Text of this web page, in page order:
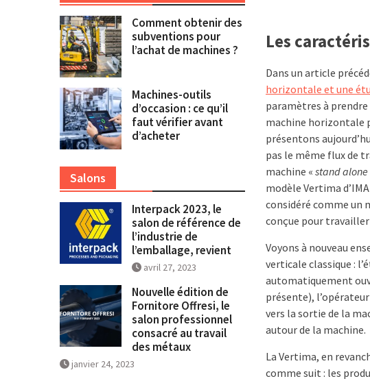
Les
Dans un article
horizontale et une
paramètres à
machine horizontale
présentons
pas le même flux de
machine « stand alone
modèle Vertima
considéré comme un
conçue pour
Voyons à nouveau
verticale classique :
automatiquement
présente),
vers la sortie de la
autour de la machine.
La Vertima, en
comme suit : les
Comment obtenir des
subventions pour
l’achat de machines ?
Machines-outils
d’occasion : ce qu’il
faut vérifier avant
d’acheter
Salons
Interpack 2023, le
salon de référence de
l’industrie de
l’emballage, revient
avril 27, 2023
Nouvelle édition de
Fornitore Offresi, le
salon professionnel
consacré au travail
des métaux
janvier 24, 2023